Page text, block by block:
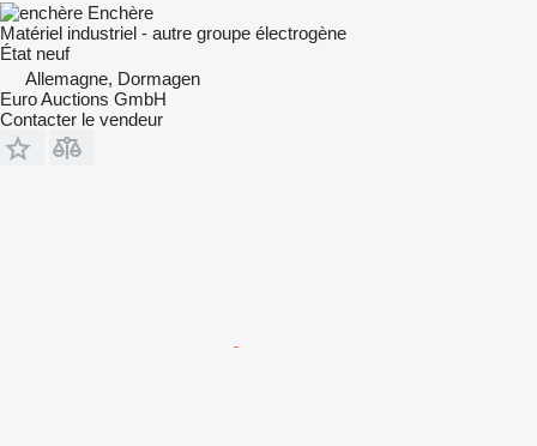
Enchère
Matériel industriel - autre groupe électrogène
État neuf
Allemagne, Dormagen
Euro Auctions GmbH
Contacter le vendeur